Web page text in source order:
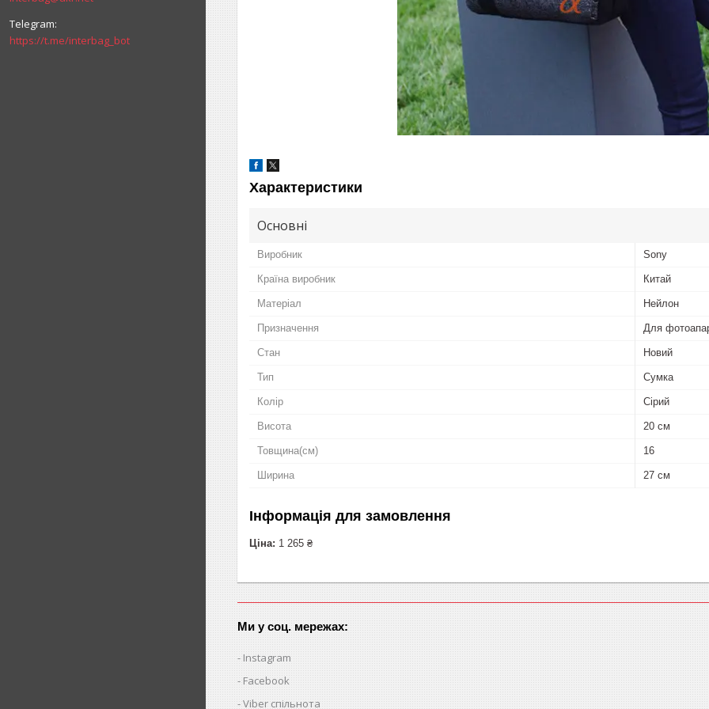
https://t.me/interbag_bot
Характеристики
Основні
Виробник Sony
Країна виробник Китай
Матеріал Нейлон
Призначення Для
Стан Новий
Тип Сумка
Колір Сірий
Висота 20 см
Товщина(см) 16
Ширина 27 см
Інформація для замовлення
Ціна: 1 265 ₴
Ми у соц. мережах:
Instagram
Facebook
Viber спільнота